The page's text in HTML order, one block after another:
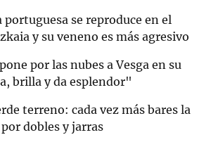
portuguesa se reproduce en el
y su veneno es más agresivo
por las nubes a Vesga en su
brilla y da esplendor"
terreno: cada vez más bares la
dobles y jarras